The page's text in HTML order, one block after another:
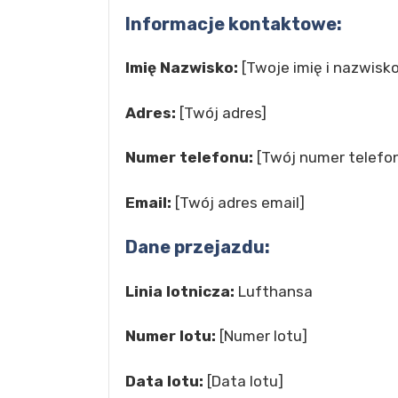
Informacje kontaktowe:
Imię Nazwisko: [Twoje imię i
Adres: [Twój adres]
Numer telefonu: [Twój numer
Email: [Twój adres email]
Dane przejazdu:
Linia lotnicza: Lufthansa
Numer lotu: [Numer lotu]
Data lotu: [Data lotu]